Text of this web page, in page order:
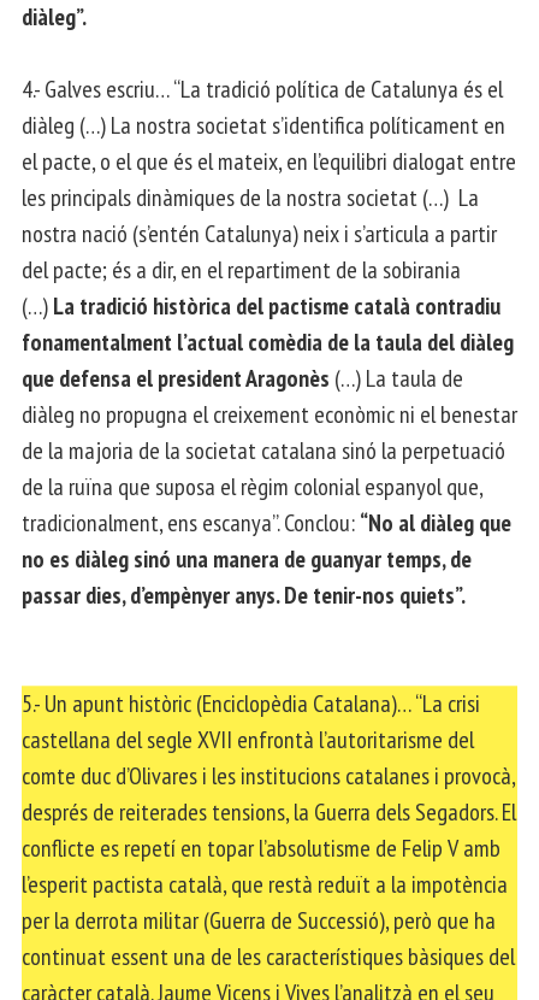
diàleg”.
4.- Galves escriu… “La tradició política de Catalunya és el
diàleg (…) La nostra societat s’identifica políticament en
el pacte, o el que és el mateix, en l’equilibri dialogat entre
les principals dinàmiques de la nostra societat (…) La
nostra nació (s’entén Catalunya) neix i s’articula a partir
del pacte; és a dir, en el repartiment de la sobirania
(…)La tradició històrica del pactisme català contradiu
fonamentalment l’actual comèdia de la taula del diàleg
que defensa el president Aragonès (…) La taula de
diàleg no propugna el creixement econòmic ni el benestar
de la majoria de la societat catalana sinó la perpetuació
de la ruïna que suposa el règim colonial espanyol que,
tradicionalment, ens escanya”. Conclou:“No al diàleg que
no es diàleg sinó una manera de guanyar temps, de
passar dies, d’empènyer anys. De tenir-nos quiets”.
5.- Un apunt històric (Enciclopèdia Catalana)… “La crisi
castellana del segle XVII enfrontà l’autoritarisme del
comte duc d’Olivares i les institucions catalanes i provocà,
després de reiterades tensions, la Guerra dels Segadors. El
conflicte es repetí en topar l’absolutisme de Felip V amb
l’esperit pactista català, que restà reduït a la impotència
per la derrota militar (Guerra de Successió), però que ha
continuat essent una de les característiques bàsiques del
caràcter català. Jaume Vicens i Vives l’analitzà en el seu